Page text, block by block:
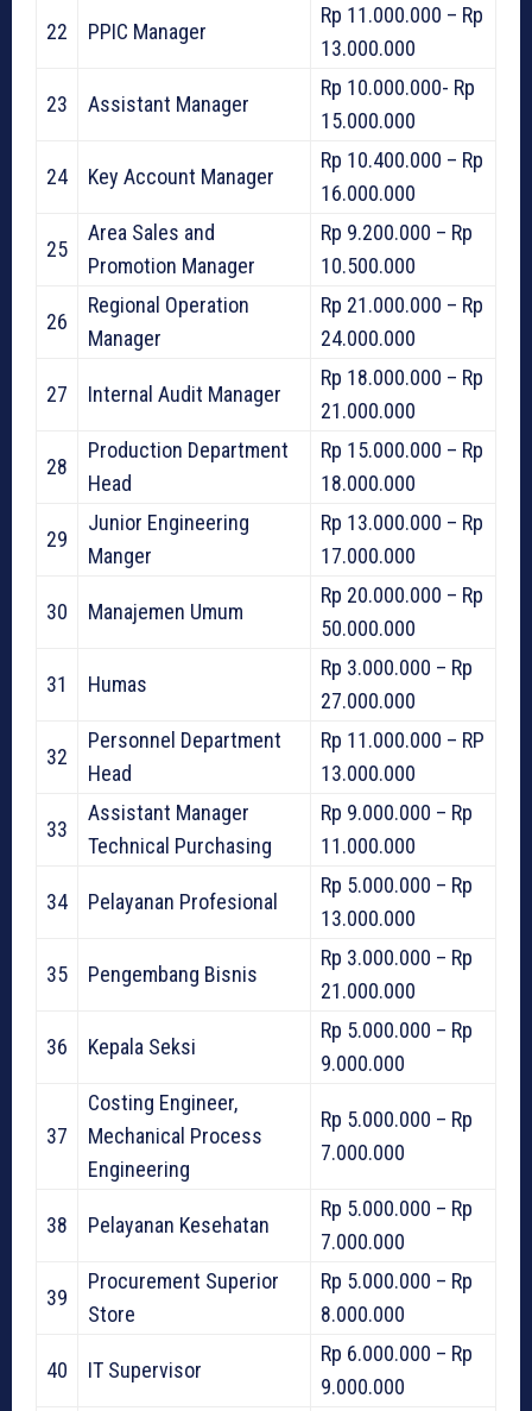
22 PPIC Manager
Rp 11.000.000 – Rp
13.000.000
23 Assistant Manager
Rp 10.000.000- Rp
15.000.000
24 Key Account Manager
Rp 10.400.000 – Rp
16.000.000
25
Area Sales and
Promotion Manager
Rp 9.200.000 – Rp
10.500.000
26
Regional Operation
Manager
Rp 21.000.000 – Rp
24.000.000
27 Internal Audit Manager
Rp 18.000.000 – Rp
21.000.000
28
Production Department
Head
Rp 15.000.000 – Rp
18.000.000
29
Junior Engineering
Manger
Rp 13.000.000 – Rp
17.000.000
30 Manajemen Umum
Rp 20.000.000 – Rp
50.000.000
31 Humas
Rp 3.000.000 – Rp
27.000.000
32
Personnel Department
Head
Rp 11.000.000 – RP
13.000.000
33
Assistant Manager
Technical Purchasing
Rp 9.000.000 – Rp
11.000.000
34 Pelayanan Profesional
Rp 5.000.000 – Rp
13.000.000
35 Pengembang Bisnis
Rp 3.000.000 – Rp
21.000.000
36 Kepala Seksi
Rp 5.000.000 – Rp
9.000.000
37
Costing Engineer,
Mechanical Process
Engineering
Rp 5.000.000 – Rp
7.000.000
38 Pelayanan Kesehatan
Rp 5.000.000 – Rp
7.000.000
39
Procurement Superior
Store
Rp 5.000.000 – Rp
8.000.000
40 IT Supervisor
Rp 6.000.000 – Rp
9.000.000